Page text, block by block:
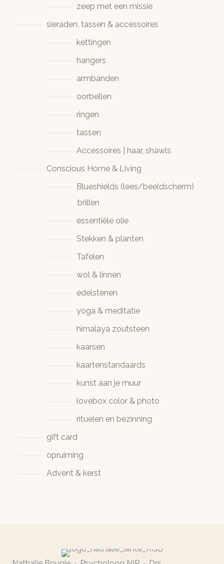
zeep met een missie
sieraden, tassen & accessoires
kettingen
hangers
armbanden
oorbellen
ringen
tassen
Accessoires | haar, shawls
Conscious Home & Living
Blueshields (lees/beeldscherm)
brillen
essentiële olie
Stekken & planten
Tafelen
wol & linnen
edelstenen
yoga & meditatie
himalaya zoutsteen
kaarsen
kaartenstandaards
kunst aan je muur
lovebox color & photo
rituelen en bezinning
gift card
opruiming
Advent & kerst